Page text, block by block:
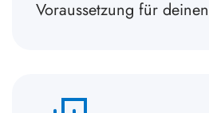
Voraussetzung für